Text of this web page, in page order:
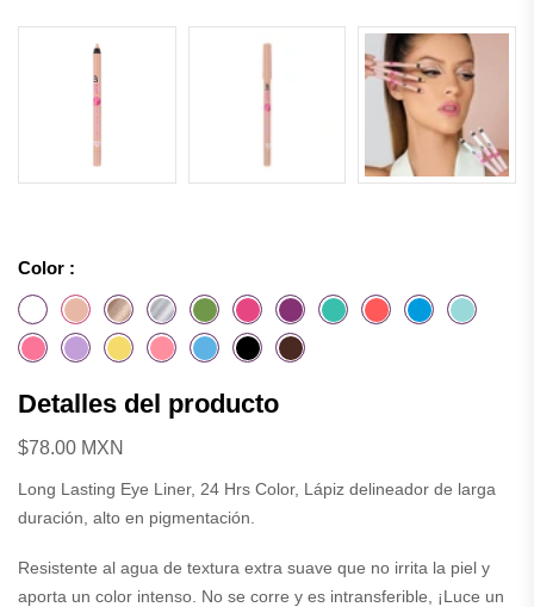
Color :
Detalles del producto
$78.00 MXN
Long Lasting Eye Liner, 24 Hrs Color, Lápiz delineador de larga
duración, alto en pigmentación.
Resistente al agua de textura extra suave que no irrita la piel y
aporta un color intenso. No se corre y es intransferible, ¡Luce un